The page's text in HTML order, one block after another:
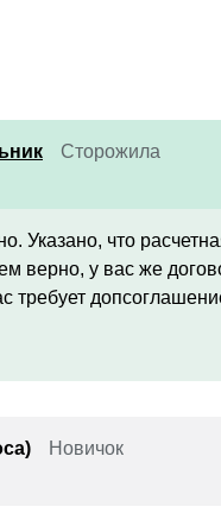
Сторожила
Указано, что
верно, у вас же
Новичок